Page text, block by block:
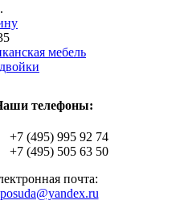
мебель
телефоны:
+7 (495) 995 92 74
+7 (495) 505 63 50
почта: